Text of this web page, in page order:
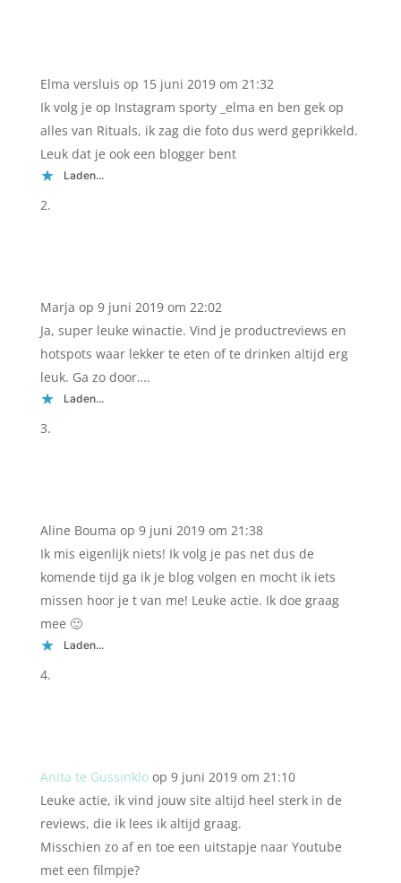
Elma versluis op 15 juni 2019 om 21:32
Ik volg je op Instagram sporty _elma en ben gek op
alles van Rituals, ik zag die foto dus werd geprikkeld.
Leuk dat je ook een blogger bent
Laden...
Marja op 9 juni 2019 om 22:02
Ja, super leuke winactie. Vind je productreviews en
hotspots waar lekker te eten of te drinken altijd erg
leuk. Ga zo door….
Laden...
Aline Bouma op 9 juni 2019 om 21:38
Ik mis eigenlijk niets! Ik volg je pas net dus de
komende tijd ga ik je blog volgen en mocht ik iets
missen hoor je t van me! Leuke actie. Ik doe graag
mee 🙂
Laden...
Anita te Gussinklo op 9 juni 2019 om 21:10
Leuke actie, ik vind jouw site altijd heel sterk in de
reviews, die ik lees ik altijd graag.
Misschien zo af en toe een uitstapje naar Youtube
met een filmpje?